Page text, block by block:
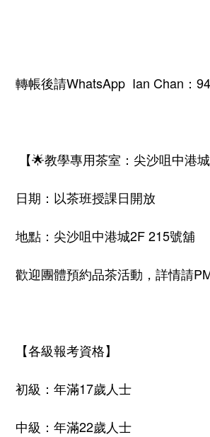
轉帳後請WhatsApp Ian Chan ：
【🌟教學專用茶室：尖沙咀中港城
日期：以茶班授課日開放
地點：尖沙咀中港城2F 215號舖
歡迎團體預約品茶活動，詳情請
【各級報考資格】
初級：年滿17歲人士
中級：年滿22歲人士